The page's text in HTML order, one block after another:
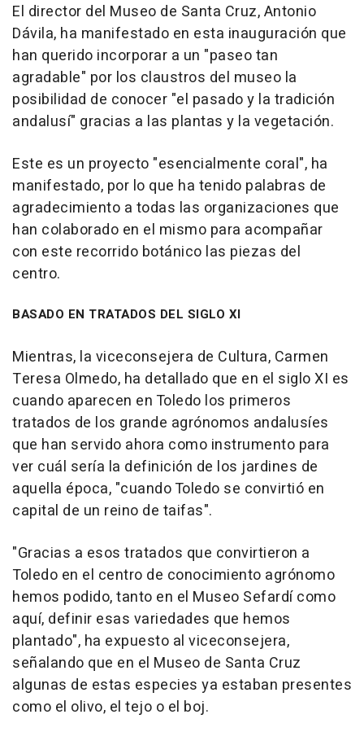
El director del Museo de Santa Cruz, Antonio
Dávila, ha manifestado en esta inauguración que
han querido incorporar a un "paseo tan
agradable" por los claustros del museo la
posibilidad de conocer "el pasado y la tradición
andalusí" gracias a las plantas y la vegetación.
Este es un proyecto "esencialmente coral", ha
manifestado, por lo que ha tenido palabras de
agradecimiento a todas las organizaciones que
han colaborado en el mismo para acompañar
con este recorrido botánico las piezas del
centro.
BASADO EN TRATADOS DEL SIGLO XI
Mientras, la viceconsejera de Cultura, Carmen
Teresa Olmedo, ha detallado que en el siglo XI es
cuando aparecen en Toledo los primeros
tratados de los grande agrónomos andalusíes
que han servido ahora como instrumento para
ver cuál sería la definición de los jardines de
aquella época, "cuando Toledo se convirtió en
capital de un reino de taifas".
"Gracias a esos tratados que convirtieron a
Toledo en el centro de conocimiento agrónomo
hemos podido, tanto en el Museo Sefardí como
aquí, definir esas variedades que hemos
plantado", ha expuesto al viceconsejera,
señalando que en el Museo de Santa Cruz
algunas de estas especies ya estaban presentes
como el olivo, el tejo o el boj.